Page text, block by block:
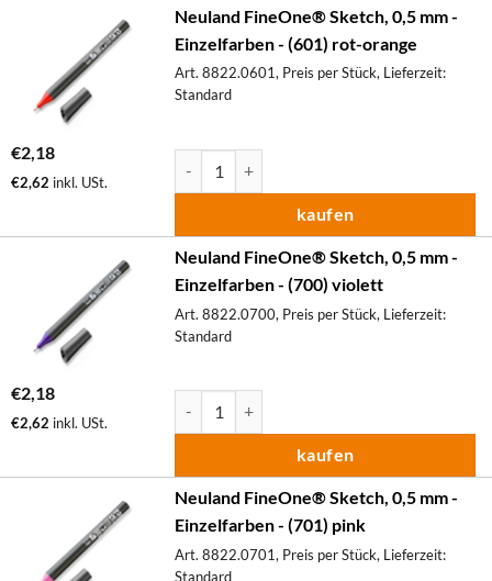
Neuland FineOne® Sketch, 0,5 mm -
Einzelfarben - (601) rot-orange
Art. 8822.0601, Preis per Stück, Lieferzeit:
Standard
€2,18
€2,62 inkl. USt.
kaufen
Neuland FineOne® Sketch, 0,5 mm -
Einzelfarben - (700) violett
Art. 8822.0700, Preis per Stück, Lieferzeit:
Standard
€2,18
€2,62 inkl. USt.
kaufen
Neuland FineOne® Sketch, 0,5 mm -
Einzelfarben - (701) pink
Art. 8822.0701, Preis per Stück, Lieferzeit:
Standard